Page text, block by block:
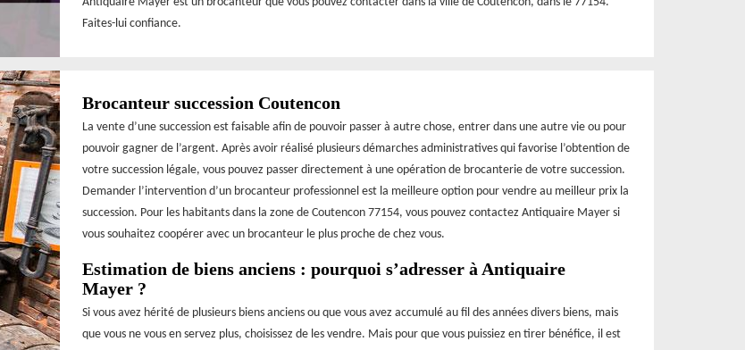
Faites-lui confiance.
Brocanteur succession Coutencon
La vente d’une succession est faisable afin de pouvoir passer à autre chose, entrer dans une autre vie ou pour
pouvoir gagner de l’argent. Après avoir réalisé plusieurs démarches administratives qui favorise l’obtention de
votre succession légale, vous pouvez passer directement à une opération de brocanterie de votre succession.
Demander l’intervention d’un brocanteur professionnel est la meilleure option pour vendre au meilleur prix la
succession. Pour les habitants dans la zone de Coutencon 77154, vous pouvez contactez Antiquaire Mayer si
vous souhaitez coopérer avec un brocanteur le plus proche de chez vous.
Estimation de biens anciens : pourquoi s’adresser à Antiquaire
Mayer ?
Si vous avez hérité de plusieurs biens anciens ou que vous avez accumulé au fil des années divers biens, mais
que vous ne vous en servez plus, choisissez de les vendre. Mais pour que vous puissiez en tirer bénéfice, il est